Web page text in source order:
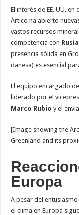
El interés de EE. UU.
Ártico ha abierto
vastos recursos
competencia con
presencia sólida en
danesa) es esencial
El equipo encargado
liderado por el
Marco Rubio y el
[Image showing the
Greenland and its
Europa
A pesar del
el clima en Europa